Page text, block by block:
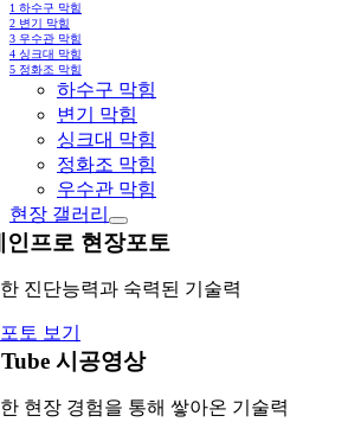
1 하수구 막힘
2 변기 막힘
3 우수관 막힘
4 싱크대 막힘
5 정화조 막힘
하수구 막힘
변기 막힘
싱크대 막힘
정화조 막힘
우수관 막힘
현장 갤러리
인프로 현장포토
진단능력과 숙력된 기술력
토 보기
시공영상
현장 경험을 통해 쌓아온 기술력